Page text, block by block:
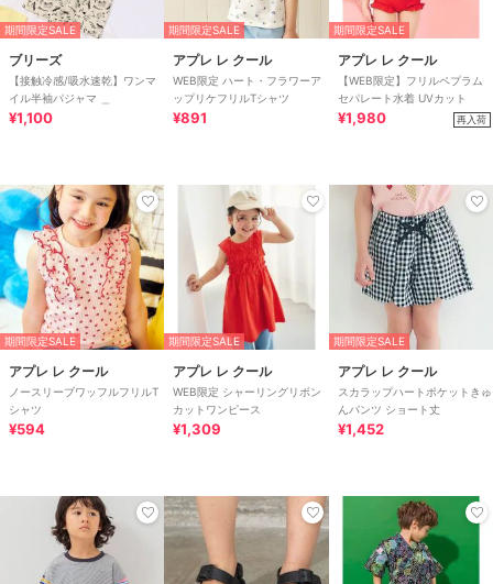
期間限定SALE
ブリーズ
【接触冷感/吸水速乾】ワンマ
¥1,100
期間限定SALE
アプレ レ クール
WEB限定 ハート・フラワーア
ップリケフリルTシャツ
¥891
期間限定SALE
アプレ レ クール
【WEB限定】フリルペプラム
セパレート水着 UVカット
¥1,980 再入荷
期間限定SALE
アプレ レ クール
ノースリーブワッフルフリルT
シャツ
¥594
期間限定SALE
アプレ レ クール
WEB限定 シャーリングリボン
カットワンピース
¥1,309
期間限定SALE
アプレ レ クール
スカラップハートポケットきゅ
んパンツ ショート丈
¥1,452